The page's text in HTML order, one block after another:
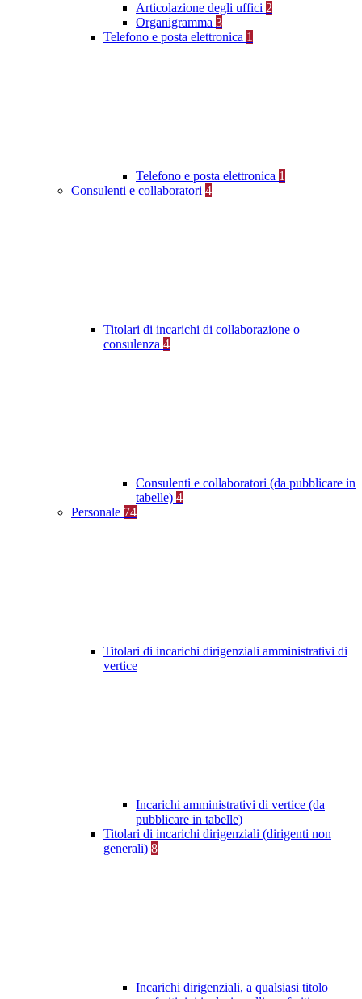
Articolazione degli uffici 2
Organigramma 3
Telefono e posta elettronica 1
Telefono e posta elettronica 1
Consulenti e collaboratori 4
Titolari di incarichi di collaborazione o
consulenza 4
Consulenti e collaboratori (da pubblicare in
tabelle) 4
Personale 74
Titolari di incarichi dirigenziali amministrativi di
vertice
Incarichi amministrativi di vertice (da
pubblicare in tabelle)
Titolari di incarichi dirigenziali (dirigenti non
generali) 8
Incarichi dirigenziali, a qualsiasi titolo